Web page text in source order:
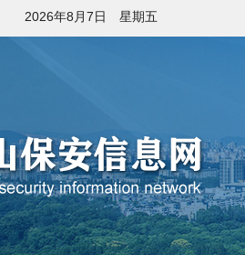
2026年8月7日 星期五